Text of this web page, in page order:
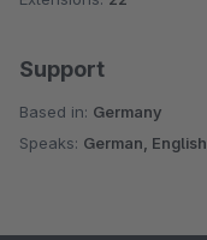
Support
Based in: Germany
Speaks: German, English